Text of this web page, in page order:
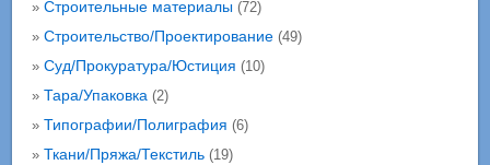
» Строительные материалы(72)
» Строительство/Проектирование(49)
» Суд/Прокуратура/Юстиция (10)
» Тара/Упаковка(2)
» Типографии/Полиграфия (6)
» Ткани/Пряжа/Текстиль(19)